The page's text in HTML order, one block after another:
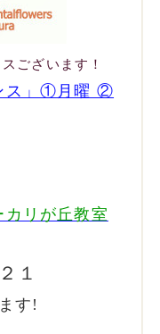
ございます！
ス」①月曜 ②
カリが丘教室
１
す!